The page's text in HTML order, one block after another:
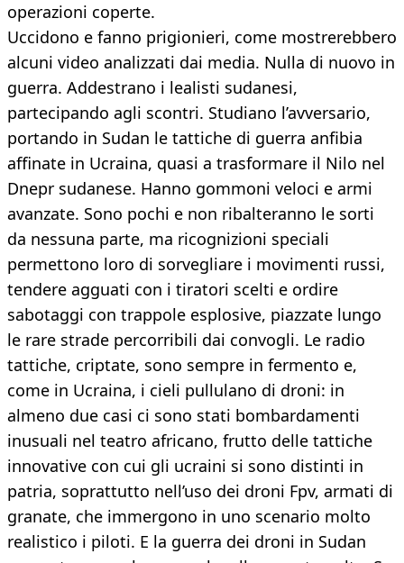
operazioni coperte.
Uccidono e fanno prigionieri, come mostrerebbero
alcuni video analizzati dai media. Nulla di nuovo in
guerra. Addestrano i lealisti sudanesi,
partecipando agli scontri. Studiano l’avversario,
portando in Sudan le tattiche di guerra anfibia
affinate in Ucraina, quasi a trasformare il Nilo nel
Dnepr sudanese. Hanno gommoni veloci e armi
avanzate. Sono pochi e non ribalteranno le sorti
da nessuna parte, ma ricognizioni speciali
permettono loro di sorvegliare i movimenti russi,
tendere agguati con i tiratori scelti e ordire
sabotaggi con trappole esplosive, piazzate lungo
le rare strade percorribili dai convogli. Le radio
tattiche, criptate, sono sempre in fermento e,
come in Ucraina, i cieli pullulano di droni: in
almeno due casi ci sono stati bombardamenti
inusuali nel teatro africano, frutto delle tattiche
innovative con cui gli ucraini si sono distinti in
patria, soprattutto nell’uso dei droni Fpv, armati di
granate, che immergono in uno scenario molto
realistico i piloti. E la guerra dei droni in Sudan